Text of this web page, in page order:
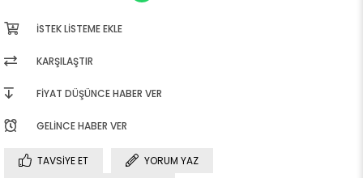
İSTEK LISTEME EKLE
KARŞILAŞTIR
FIYAT DÜŞÜNCE HABER VER
GELINCE HABER VER
TAVSIYE ET
YORUM YAZ